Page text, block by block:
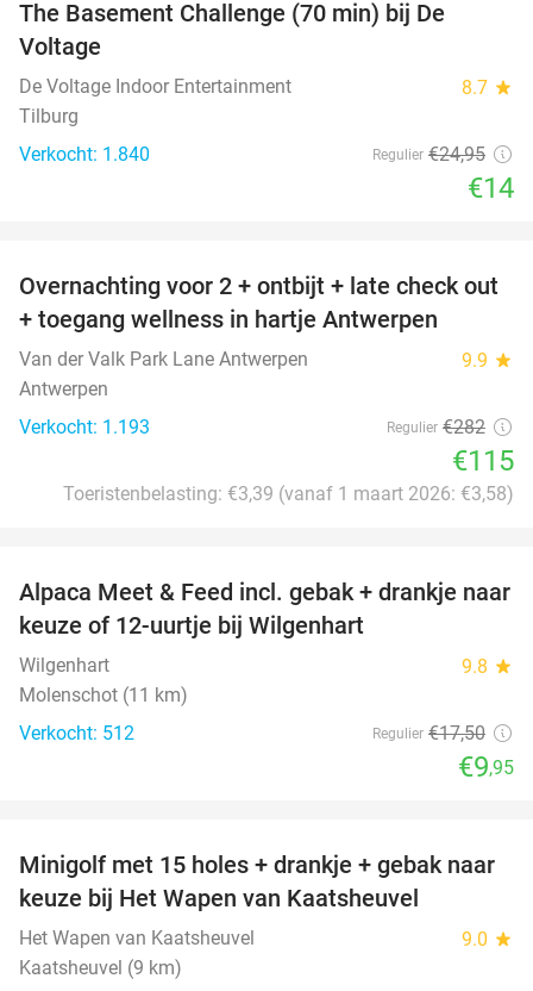
The Basement Challenge (70 min) bij De
Voltage
De Voltage Indoor Entertainment 8.7 star
Tilburg
Verkocht: 1.840
Regulier €24,95
€14
59%
Overnachting voor 2 + ontbijt + late check out
+ toegang wellness in hartje Antwerpen
Van der Valk Park Lane Antwerpen 9.9 star
Antwerpen
Verkocht: 1.193
Regulier €282
€115
Toeristenbelasting: €3,39 (vanaf 1 maart 2026: €3,58)
43%
Alpaca Meet & Feed incl. gebak + drankje naar
keuze of 12-uurtje bij Wilgenhart
Wilgenhart 9.8 star
Molenschot (11 km)
Verkocht: 512
Regulier €17,50
€9,95
41%
Minigolf met 15 holes + drankje + gebak naar
keuze bij Het Wapen van Kaatsheuvel
Het Wapen van Kaatsheuvel 9.0 star
Kaatsheuvel (9 km)